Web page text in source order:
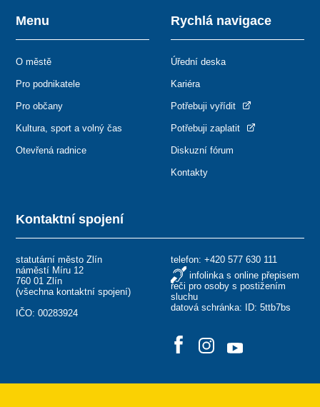
Kontaktní spojení
statutární město Zlín
náměstí Míru 12
760 01 Zlín
(všechna kontaktní spojení)
IČO: 00283924
telefon: +420 577 630 111
infolinka s online přepisem
řeči pro osoby s postižením
sluchu
datová schránka: ID: 5ttb7bs
Menu
O městě
Pro podnikatele
Pro občany
Kultura, sport a volný čas
Otevřená radnice
Rychlá navigace
Úřední deska
Kariéra
Potřebuji vyřídit
Potřebuji zaplatit
Diskuzní fórum
Kontakty